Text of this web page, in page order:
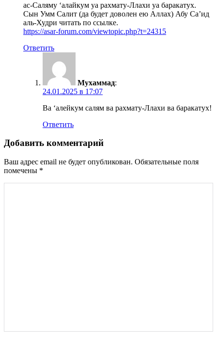
ас-Саляму ‘алайкум уа рахмату-Ллахи уа баракатух.
Сын Умм Салит (да будет доволен ею Аллах) Абу Са’ид
аль-Худри читать по ссылке.
https://asar-forum.com/viewtopic.php?t=24315
Ответить
Мухаммад:
24.01.2025 в 17:07
Ва ‘алейкум салям ва рахмату-Ллахи ва баракатух!
Ответить
Добавить комментарий
Ваш адрес email не будет опубликован. Обязательные поля
помечены *